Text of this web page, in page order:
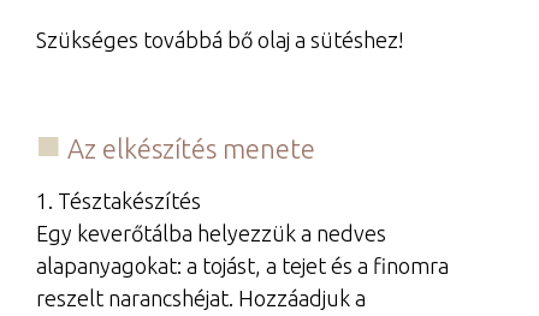
Szükséges továbbá bő olaj a sütéshez!
Az elkészítés menete
1. Tésztakészítés
Egy keverőtálba helyezzük a nedves
alapanyagokat: a tojást, a tejet és a finomra
reszelt narancshéjat. Hozzáadjuk a